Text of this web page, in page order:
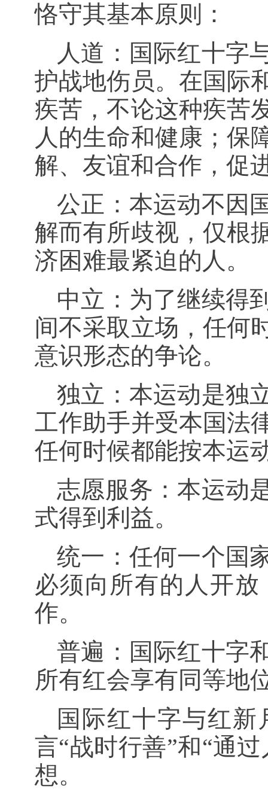
恪守其基本原则：
人道：国际红十字
护战地伤员。在国际
疾苦，不论这种疾苦
人的生命和健康；保
解、友谊和合作，促
公正：本运动不因
解而有所歧视，仅根
济困难最紧迫的人。
中立：为了继续得
间不采取立场，任何
意识形态的争论。
独立：本运动是独
工作助手并受本国法
任何时候都能按本运
志愿服务：本运动
式得到利益。
统一：任何一个国
必须向所有的人开
作。
普遍：国际红十字
所有红会享有同等地
国际红十字与红
言“战时行善”和“通
想。